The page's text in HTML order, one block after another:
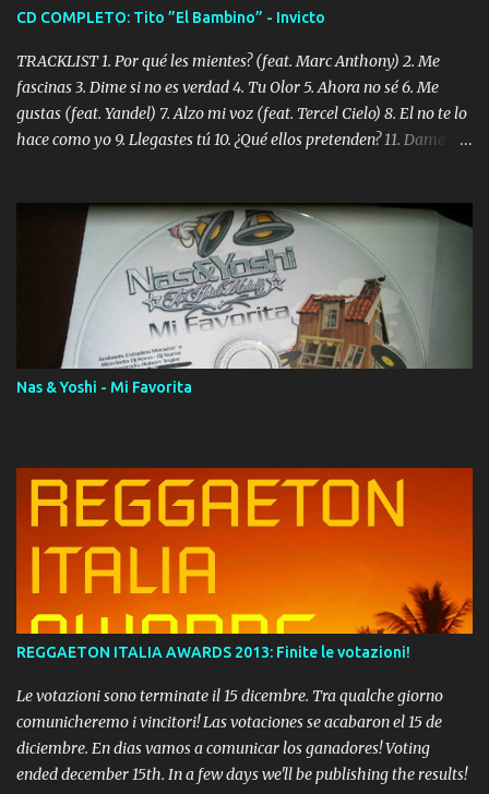
CD COMPLETO: Tito ”El Bambino” - Invicto
TRACKLIST 1. Por qué les mientes? (feat. Marc Anthony) 2. Me
fascinas 3. Dime si no es verdad 4. Tu Olor 5. Ahora no sé 6. Me
gustas (feat. Yandel) 7. Alzo mi voz (feat. Tercel Cielo) 8. El no te lo
hace como yo 9. Llegastes tú 10. ¿Qué ellos pretenden? 11. Dame la
Digital Booklet – Invicto ----------------------------- Nota:
Album proposto al massimo della qualità in formato iTunes Plus
AAC M4A; comprato su iTunes e a disposizione vostra per il
download. REGGAETON ITALIA Nosotros Somos Los Del
Momento!
Nas & Yoshi - Mi Favorita
REGGAETON ITALIA AWARDS 2013: Finite le votazioni!
Le votazioni sono terminate il 15 dicembre. Tra qualche giorno
comunicheremo i vincitori! Las votaciones se acabaron el 15 de
diciembre. En dias vamos a comunicar los ganadores! Voting
ended december 15th. In a few days we'll be publishing the results!